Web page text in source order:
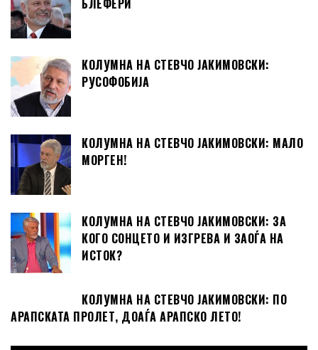
КОЛУМНА НА СТЕВЧО ЈАКИМОВСКИ:
РУСОФОБИЈА
КОЛУМНА НА СТЕВЧО ЈАКИМОВСКИ: МАЛО
МОРГЕН!
КОЛУМНА НА СТЕВЧО ЈАКИМОВСКИ: ЗА
КОГО СОНЦЕТО И ИЗГРЕВА И ЗАОЃА НА
ИСТОК?
КОЛУМНА НА СТЕВЧО ЈАКИМОВСКИ: ПО
АРАПСКАТА ПРОЛЕТ, ДОАЃА АРАПСКО ЛЕТО!